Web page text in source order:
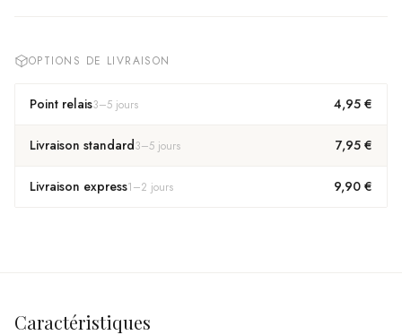
OPTIONS DE LIVRAISON
Point relais3–5 jours 4,95 €
Livraison standard3–5 jours 7,95 €
Livraison express1–2 jours 9,90 €
Caractéristiques